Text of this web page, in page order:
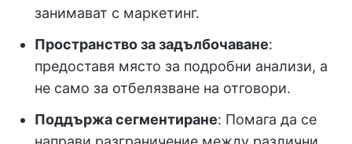
занимават с маркетинг.
Пространство за задълбочаване:
предоставя място за подробни анализи, а
не само за отбелязване на отговори.
Поддържа сегментиране: Помага да се